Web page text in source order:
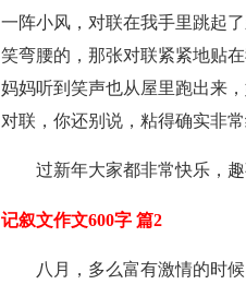
一阵小风，对联在我手里跳起
笑弯腰的，那张对联紧紧地贴
妈妈听到笑声也从屋里跑出来
对联，你还别说，粘得确实非常
过新年大家都非常快乐，
记叙文作文600字 篇2
八月，多么富有激情的时候